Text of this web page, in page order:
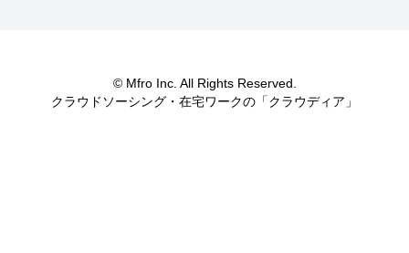
© Mfro Inc. All Rights Reserved.
クラウドソーシング・在宅ワークの「クラウディア」